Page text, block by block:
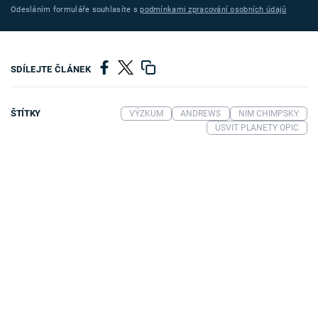
Odesláním formuláře souhlasíte spodmínkami zpracování osobních údajů
SDÍLEJTE ČLÁNEK
ŠTÍTKY VÝZKUM ANDREWS
NIM CHIMPSKY
ÚSVIT PLANETY OPIC